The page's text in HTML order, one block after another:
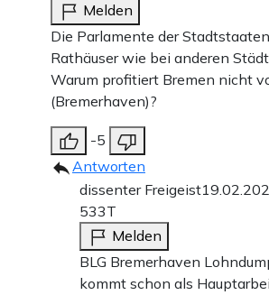
Melden
Die Parlamente der
Rathäuser wie bei anderen
Warum profitiert Bremen nicht
(Bremerhaven)?
-5
Antworten
dissenter Freigeist
533T
Melden
BLG Bremerhaven
kommt schon als